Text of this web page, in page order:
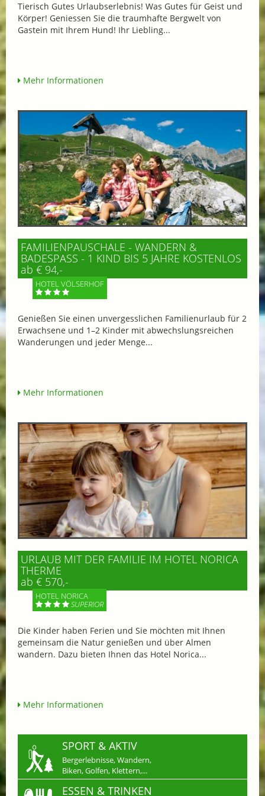
Tierisch Gutes Urlaubserlebnis! Was Gutes für Geist und
Körper! Geniessen Sie die traumhafte Bergwelt von
Gastein mit Ihrem Hund! Ihr Liebling...
Mehr Informationen
FAMILIENPAUSCHALE - WANDERN &
BADESPASS - 1 KIND BIS 5 JAHRE KOSTENLOS
ab € 94,-
HOTEL VÖLSERHOF
Genießen Sie einen unvergesslichen Familienurlaub für 2
Erwachsene und 1–2 Kinder mit abwechslungsreichen
Wanderungen und jeder Menge...
Mehr Informationen
URLAUB MIT DER FAMILIE IM HOTEL NORICA
THERME
ab € 570,-
HOTEL NORICA
SUPERIOR
Die Kinder haben Ferien und Sie möchten mit Ihnen
gemeinsam die Natur genießen und über Almen
wandern. Dazu bieten Ihnen das Hotel Norica...
Mehr Informationen
SPORT & AKTIV
Bergerlebnisse, Wandern,
Biken, Golfen, Klettern,...
ESSEN & TRINKEN